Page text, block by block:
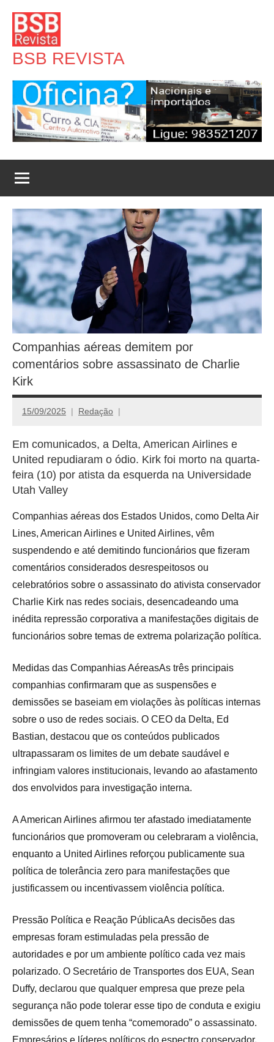
para
conteúdo
BSB REVISTA
Companhias aéreas demitem por
comentários sobre assassinato de Charlie
Kirk
15/09/2025 Redação
Em comunicados, a Delta, American Airlines e
United repudiaram o ódio. Kirk foi morto na quarta-
feira (10) por atista da esquerda na Universidade
Utah Valley
Companhias aéreas dos Estados Unidos, como Delta Air
Lines, American Airlines e United Airlines, vêm
suspendendo e até demitindo funcionários que fizeram
comentários considerados desrespeitosos ou
celebratórios sobre o assassinato do ativista conservador
Charlie Kirk nas redes sociais, desencadeando uma
inédita repressão corporativa a manifestações digitais de
funcionários sobre temas de extrema polarização política.
Medidas das Companhias AéreasAs três principais
companhias confirmaram que as suspensões e
demissões se baseiam em violações às políticas internas
sobre o uso de redes sociais. O CEO da Delta, Ed
Bastian, destacou que os conteúdos publicados
ultrapassaram os limites de um debate saudável e
infringiam valores institucionais, levando ao afastamento
dos envolvidos para investigação interna.
A American Airlines afirmou ter afastado imediatamente
funcionários que promoveram ou celebraram a violência,
enquanto a United Airlines reforçou publicamente sua
política de tolerância zero para manifestações que
justificassem ou incentivassem violência política.
Pressão Política e Reação PúblicaAs decisões das
empresas foram estimuladas pela pressão de
autoridades e por um ambiente político cada vez mais
polarizado. O Secretário de Transportes dos EUA, Sean
Duffy, declarou que qualquer empresa que preze pela
segurança não pode tolerar esse tipo de conduta e exigiu
demissões de quem tenha “comemorado” o assassinato.
Empresários e líderes políticos do espectro conservador,